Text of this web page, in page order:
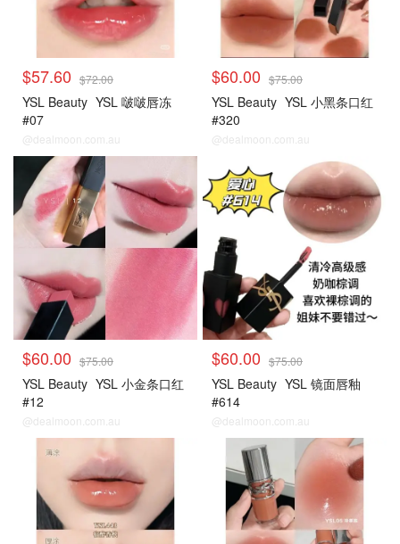
$57.60 $72.00
YSL Beauty YSL 啵啵唇冻
#07
@dealmoon.com.au
$60.00 $75.00
YSL Beauty YSL 小黑条口红
#320
@dealmoon.com.au
$60.00 $75.00
YSL Beauty YSL 小金条口红
#12
@dealmoon.com.au
$60.00 $75.00
YSL Beauty YSL 镜面唇釉
#614
@dealmoon.com.au